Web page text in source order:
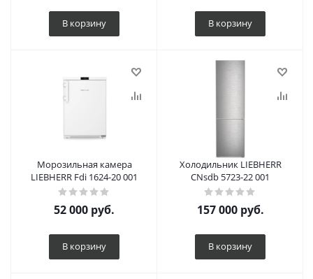
В корзину В корзину
Морозильная камера
LIEBHERR Fdi 1624-20 001
52 000 руб.
В корзину
Холодильник LIEBHERR
CNsdb 5723-22 001
157 000руб.
В корзину